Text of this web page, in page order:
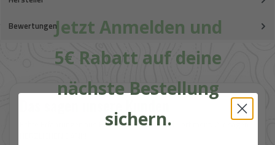
Bewertungen
Echte Erfahrungen aus Beratung, Service und Sortiment. Wir sagen
Jetzt Anmelden und
5€ Rabatt auf deine
nächste Bestellung
sichern.